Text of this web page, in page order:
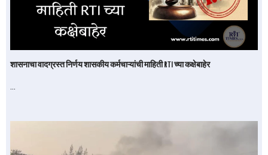
शासनाचा वादग्रस्त निर्णय शासकीय कर्मचाऱ्यांची माहिती RTI च्या कक्षेबाहेर
…